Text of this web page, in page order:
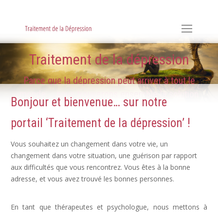
Traitement de la dépression
Parce que la dépression peut arriver à tout le
monde ... nous trouverons ensemble la solution
Bonjour et bienvenue… sur notre
portail ‘Traitement de la dépression’ !
Vous souhaitez un changement dans votre vie, un
changement dans votre situation, une guérison par rapport
aux difficultés que vous rencontrez. Vous êtes à la bonne
adresse, et vous avez trouvé les bonnes personnes.
En tant que thérapeutes et psychologue, nous mettons à